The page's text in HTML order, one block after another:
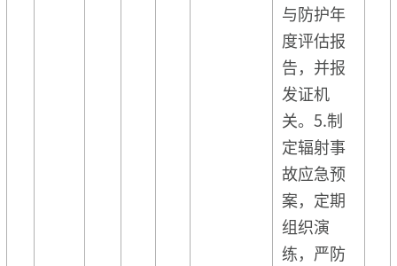
与防护年
度评估报
告，并报
发证机
关。5.制
定辐射事
故应急预
案，定期
组织演
练，严防